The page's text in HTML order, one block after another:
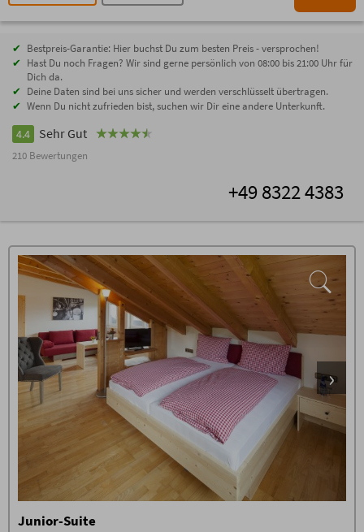
Bestpreis-Garantie: Hier buchst Du zum besten Preis - versprochen!
Hast Du noch Fragen? Wir sind gerne persönlich von 08:00 bis 21:00 Uhr für
Dich da.
Deine Daten sind bei uns sicher und werden verschlüsselt übertragen.
Wenn Du nicht zufrieden bist, suchen wir Dir eine andere Unterkunft.
4.4 Sehr Gut
210 Bewertungen
+49 8322 4383
Junior-Suite